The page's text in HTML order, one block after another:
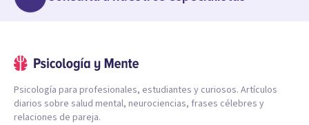
Psicología para profesionales, estudiantes y curiosos. Artículos
diarios sobre salud mental, neurociencias, frases célebres y
relaciones de pareja.